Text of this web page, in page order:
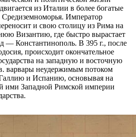
из Италии в более богатые
Император
и свою столицу из Рима на
Византию, где быстро вырастает
— Константинополь. В 395 г., после
происходит окончательное
на западную и восточную
варвары неудержимым потоком
и Испанию, основывая на
ими Западной Римской империи